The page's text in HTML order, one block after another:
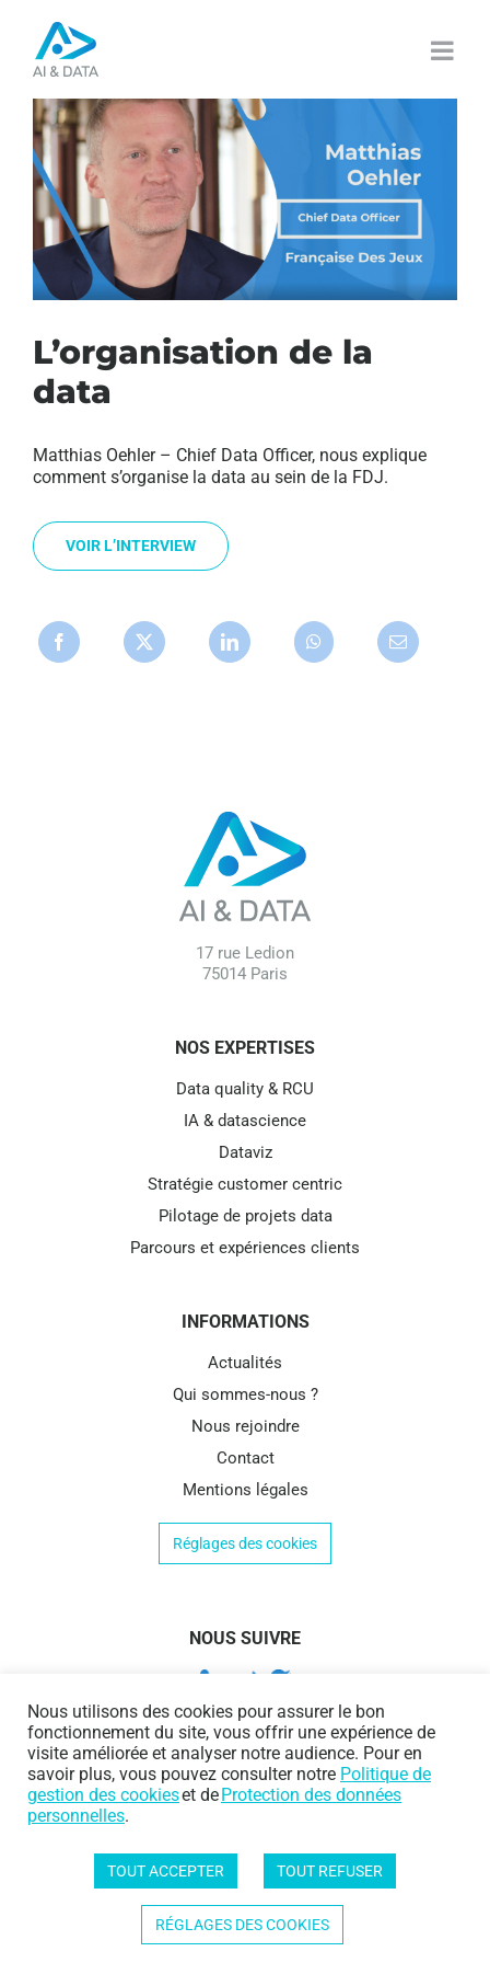
contenu
L’organisation de la
data
Matthias Oehler – Chief Data Officer, nous explique
comment s’organise la data au sein de la FDJ.
VOIR L’INTERVIEW
17 rue Ledion
75014 Paris
NOS EXPERTISES
Data quality & RCU
IA & datascience
Dataviz
Stratégie customer centric
Pilotage de projets data
Parcours et expériences clients
INFORMATIONS
Actualités
Qui sommes-nous ?
Nous rejoindre
Contact
Mentions légales
Réglages des cookies
NOUS SUIVRE
Protection des données personnelles
Politique de gestion des cookies
Copyright © 2020 AI&DATA
Nous utilisons des cookies pour assurer le bon
fonctionnement du site, vous offrir une expérience de
visite améliorée et analyser notre audience. Pour en
savoir plus, vous pouvez consulter notre Politique de
gestion des cookieset deProtection des données
personnelles.
TOUT ACCEPTER TOUT REFUSER
RÉGLAGES DES COOKIES